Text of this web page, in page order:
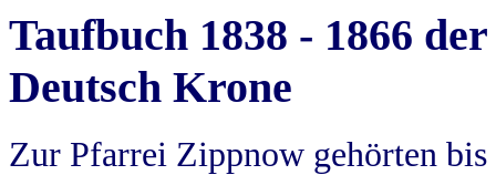
Taufbuch 1838 - 1866
Deutsch Krone
Zur Pfarrei Zippnow gehörten